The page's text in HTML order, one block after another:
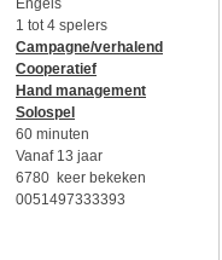
Engels
1 tot 4 spelers
Campagne/verhalend
Cooperatief
Hand management
Solospel
60 minuten
Vanaf 13 jaar
6780 keer bekeken
0051497333393